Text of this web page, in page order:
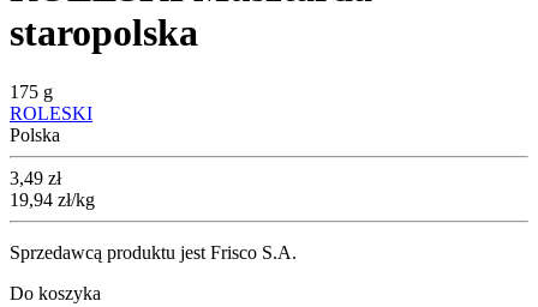
staropolska
175 g
ROLESKI
Polska
Cena
3,49 zł
19,94 zł/kg
Sprzedawcą produktu jest Frisco S.A.
Do koszyka